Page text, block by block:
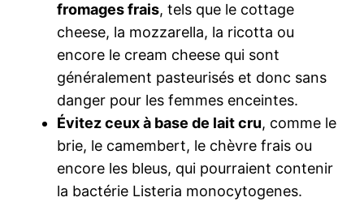
fromages frais, tels que le cottage
cheese, la mozzarella, la ricotta ou
encore le cream cheese qui sont
généralement pasteurisés et donc sans
danger pour les femmes enceintes.
Évitez ceux à base de lait cru, comme le
brie, le camembert, le chèvre frais ou
encore les bleus, qui pourraient contenir
la bactérie Listeria monocytogenes.